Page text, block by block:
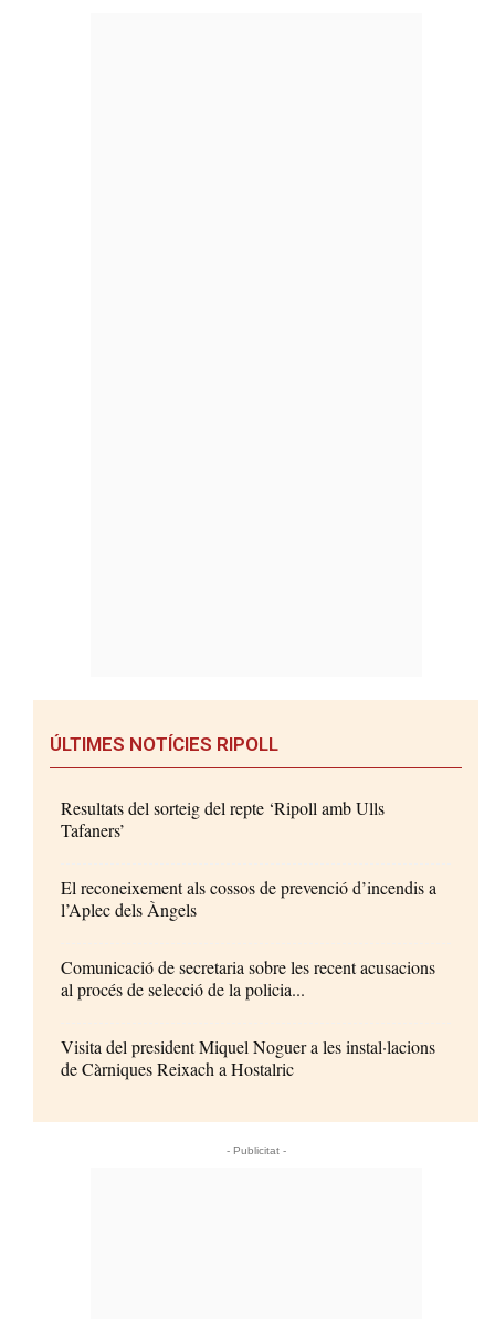
ÚLTIMES NOTÍCIES RIPOLL
Resultats del sorteig del repte ‘Ripoll amb Ulls
Tafaners’
El reconeixement als cossos de prevenció d’incendis a
l’Aplec dels Àngels
Comunicació de secretaria sobre les recent acusacions
al procés de selecció de la policia...
Visita del president Miquel Noguer a les instal·lacions
de Càrniques Reixach a Hostalric
- Publicitat -